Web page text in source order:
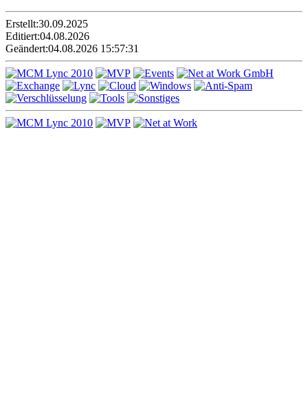
Erstellt:30.09.2025
Editiert:04.08.2026
Geändert:04.08.2026 15:57:31